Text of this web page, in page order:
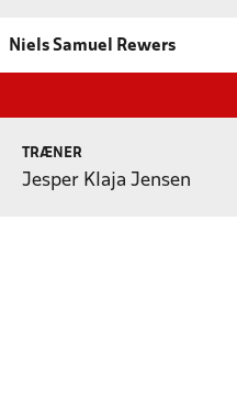
Niels Samuel Rewers
TRÆNER
Jesper Klaja Jensen